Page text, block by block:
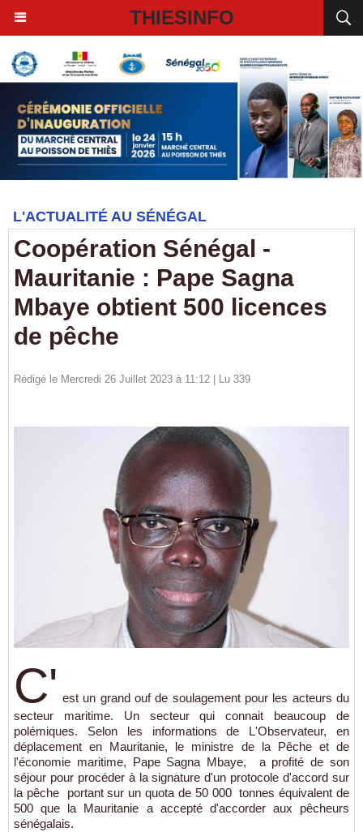
THIESINFO
L'ACTUALITÉ AU SÉNÉGAL
Coopération Sénégal -
Mauritanie : Pape Sagna
Mbaye obtient 500 licences
de pêche
Rédigé le Mercredi 26 Juillet 2023 à 11:12 | Lu 339
C' est un grand ouf de soulagement pour les acteurs du
secteur maritime. Un secteur qui connait beaucoup de
polémiques. Selon les informations de L'Observateur, en
déplacement en Mauritanie, le ministre de la Pêche et de
l'économie maritime, Pape Sagna Mbaye, a profité de son
séjour pour procéder à la signature d'un protocole d'accord sur
la pêche portant sur un quota de 50 000 tonnes équivalent de
500 que la Mauritanie a accepté d'accorder aux pêcheurs
sénégalais.